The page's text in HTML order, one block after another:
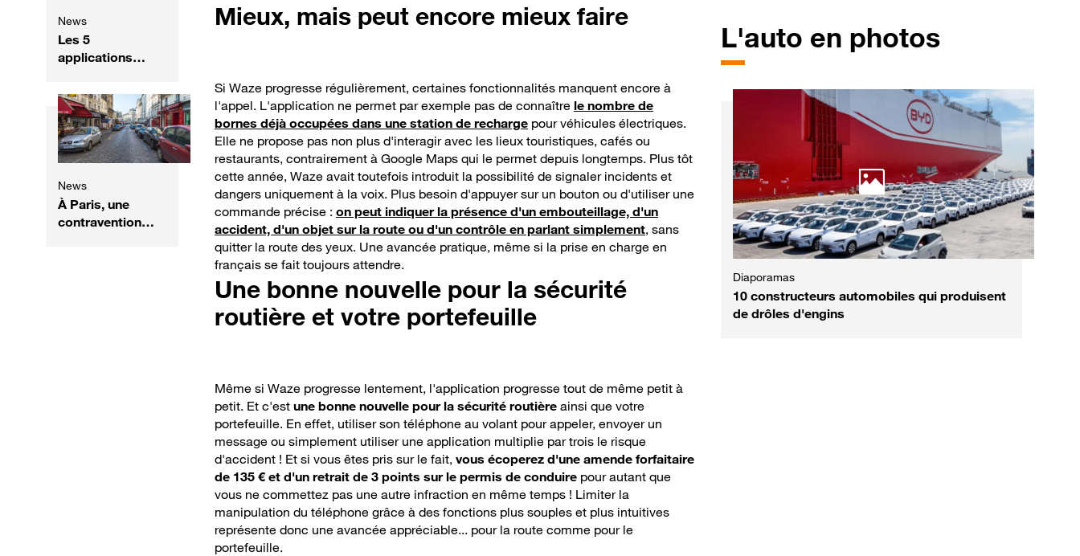
News
Les 5
applications
pour partir en
vacances en
voiture cet été
News
À Paris, une
contravention
Mieux, mais peut encore mieux faire
Si Waze progresse régulièrement, certaines fonctionnalités manquent encore à
l'appel. L'application ne permet par exemple pas de connaître le nombre de
bornes déjà occupées dans une station de recharge pour véhicules électriques.
Elle ne propose pas non plus d'interagir avec les lieux touristiques, cafés ou
restaurants, contrairement à Google Maps qui le permet depuis longtemps. Plus tôt
cette année, Waze avait toutefois introduit la possibilité de signaler incidents et
dangers uniquement à la voix. Plus besoin d'appuyer sur un bouton ou d'utiliser une
commande précise : on peut indiquer la présence d'un embouteillage, d'un
accident, d'un objet sur la route ou d'un contrôle en parlant simplement, sans
quitter la route des yeux. Une avancée pratique, même si la prise en charge en
français se fait toujours attendre.
Une bonne nouvelle pour la sécurité
routière et votre portefeuille
Même si Waze progresse lentement, l'application progresse tout de même petit à
petit. Et c'est une bonne nouvelle pour la sécurité routière ainsi que votre
portefeuille. En effet, utiliser son téléphone au volant pour appeler, envoyer un
message ou simplement utiliser une application multiplie par trois le risque
d'accident ! Et si vous êtes pris sur le fait, vous écoperez d'une amende forfaitaire
de 135 € et d'un retrait de 3 points sur le permis de conduire pour autant que
vous ne commettez pas une autre infraction en même temps ! Limiter la
manipulation du téléphone grâce à des fonctions plus souples et plus intuitives
représente donc une avancée appréciable... pour la route comme pour le
portefeuille.
L'auto en photos
Diaporamas
10 constructeurs automobiles qui produisent
de drôles d'engins